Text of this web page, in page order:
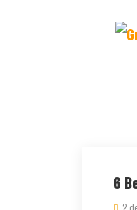
6
2